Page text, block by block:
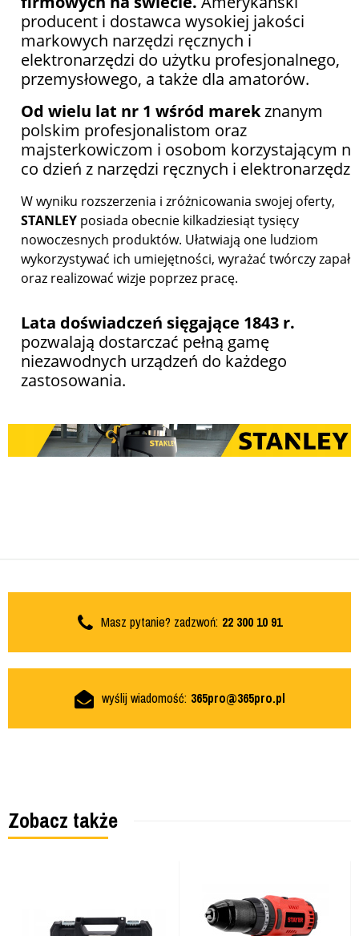
producent i dostawca wysokiej jakości
markowych narzędzi ręcznych i
elektronarzędzi do użytku profesjonalnego,
przemysłowego, a także dla amatorów.
Od wielu lat nr 1 wśród marekznanym
polskim profesjonalistom oraz
majsterkowiczom i osobom korzystającym na
co dzień z narzędzi ręcznych i elektronarzędzi.
W wyniku rozszerzenia i zróżnicowania swojej oferty,
STANLEY posiada obecnie kilkadziesiąt tysięcy
nowoczesnych produktów. Ułatwiają one ludziom
wykorzystywać ich umiejętności, wyrażać twórczy zapał
oraz realizować wizje poprzez pracę.
Lata doświadczeń sięgające 1843 r.
pozwalają dostarczać pełną gamę
niezawodnych urządzeń do każdego
zastosowania.
Masz pytanie? zadzwoń: 22 300 10 91
wyślij wiadomość: 365pro@365pro.pl
Zobacz także